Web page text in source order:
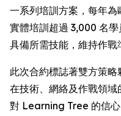
一系列培訓方案，每年
實體培訓超過 3,000 名
具備所需技能，維持作戰
此次合約標誌著雙方策
在技術、網絡及作戰領
對 Learning Tree 的信